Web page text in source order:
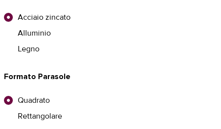
Acciaio zincato
Alluminio
Legno
Formato Parasole
Quadrato
Rettangolare